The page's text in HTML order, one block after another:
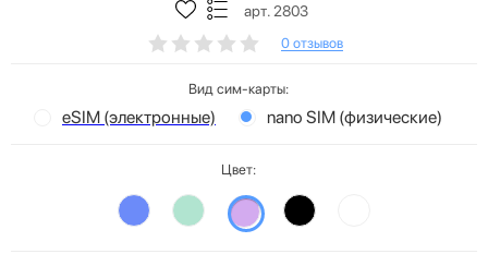
арт. 2803
0 отзывов
Вид сим-карты:
eSIM (электронные) nano SIM (физические)
Цвет: